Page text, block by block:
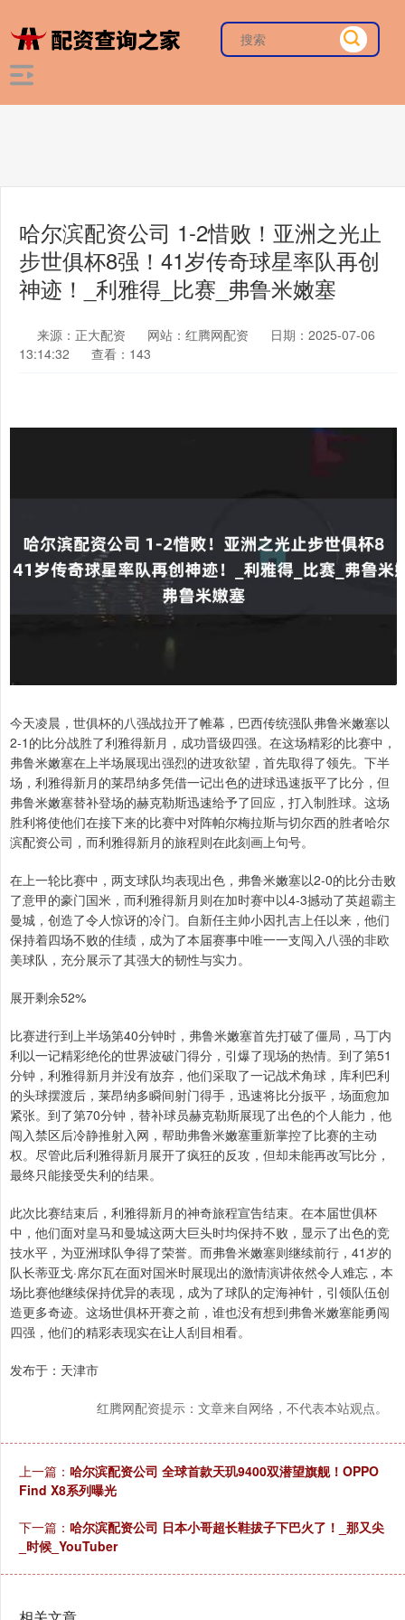
哈尔滨配资公司 1-2惜败！亚洲之光止
步世俱杯8强！41岁传奇球星率队再创
神迹！_利雅得_比赛_弗鲁米嫩塞
来源：正大配资 网站：红腾网配资
日期：2025-07-06
13:14:32
查看：143
今天凌晨，世俱杯的八强战拉开了帷幕，巴西传统强队弗鲁米嫩塞以
2-1的比分战胜了利雅得新月，成功晋级四强。在这场精彩的比赛中，
弗鲁米嫩塞在上半场展现出强烈的进攻欲望，首先取得了领先。下半
场，利雅得新月的莱昂纳多凭借一记出色的进球迅速扳平了比分，但
弗鲁米嫩塞替补登场的赫克勒斯迅速给予了回应，打入制胜球。这场
胜利将使他们在接下来的比赛中对阵帕尔梅拉斯与切尔西的胜者哈尔
滨配资公司，而利雅得新月的旅程则在此刻画上句号。
在上一轮比赛中，两支球队均表现出色，弗鲁米嫩塞以2-0的比分击败
了意甲的豪门国米，而利雅得新月则在加时赛中以4-3撼动了英超霸主
曼城，创造了令人惊讶的冷门。自新任主帅小因扎吉上任以来，他们
保持着四场不败的佳绩，成为了本届赛事中唯一一支闯入八强的非欧
美球队，充分展示了其强大的韧性与实力。
展开剩余52%
比赛进行到上半场第40分钟时，弗鲁米嫩塞首先打破了僵局，马丁内
利以一记精彩绝伦的世界波破门得分，引爆了现场的热情。到了第51
分钟，利雅得新月并没有放弃，他们采取了一记战术角球，库利巴利
的头球摆渡后，莱昂纳多瞬间射门得手，迅速将比分扳平，场面愈加
紧张。到了第70分钟，替补球员赫克勒斯展现了出色的个人能力，他
闯入禁区后冷静推射入网，帮助弗鲁米嫩塞重新掌控了比赛的主动
权。尽管此后利雅得新月展开了疯狂的反攻，但却未能再改写比分，
最终只能接受失利的结果。
此次比赛结束后，利雅得新月的神奇旅程宣告结束。在本届世俱杯
中，他们面对皇马和曼城这两大巨头时均保持不败，显示了出色的竞
技水平，为亚洲球队争得了荣誉。而弗鲁米嫩塞则继续前行，41岁的
队长蒂亚戈·席尔瓦在面对国米时展现出的激情演讲依然令人难忘，本
场比赛他继续保持优异的表现，成为了球队的定海神针，引领队伍创
造更多奇迹。这场世俱杯开赛之前，谁也没有想到弗鲁米嫩塞能勇闯
四强，他们的精彩表现实在让人刮目相看。
发布于：天津市
红腾网配资提示：文章来自网络，不代表本站观点。
上一篇： 哈尔滨配资公司 全球首款天玑9400双潜望旗舰！OPPO
Find X8系列曝光
下一篇： 哈尔滨配资公司 日本小哥超长鞋拔子下巴火了！_那又尖
_时候_YouTuber